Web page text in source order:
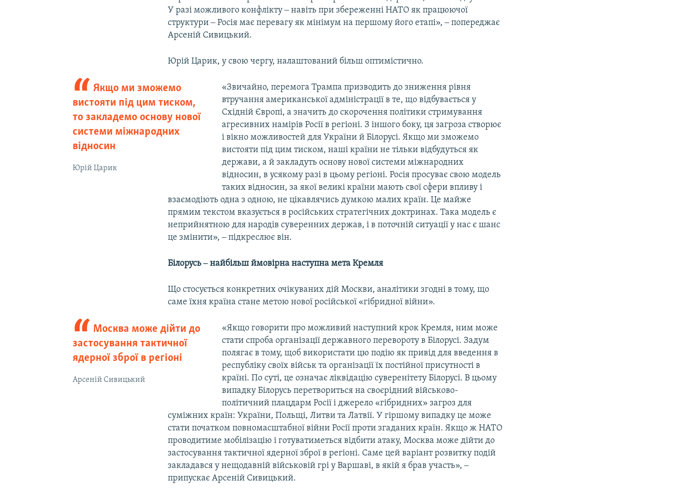
У разі можливого конфлікту ‒ навіть при збереженні НАТО як працюючої
структури ‒ Росія має перевагу як мінімум на першому його етапі», ‒ попереджає
Арсеній Сивицький.
Юрій Царик, у свою чергу, налаштований більш оптимістично.
Якщо ми зможемо
вистояти під цим тиском,
то закладемо основу нової
системи міжнародних
відносин
Юрій Царик
«Звичайно, перемога Трампа призводить до зниження рівня
втручання американської адміністрації в те, що відбувається у
Східній Європі, а значить до скорочення політики стримування
агресивних намірів Росії в регіоні. З іншого боку, ця загроза створює
і вікно можливостей для України й Білорусі. Якщо ми зможемо
вистояти під цим тиском, наші країни не тільки відбудуться як
держави, а й закладуть основу нової системи міжнародних
відносин, в усякому разі в цьому регіоні. Росія просуває свою модель
таких відносин, за якої великі країни мають свої сфери впливу і
взаємодіють одна з одною, не цікавлячись думкою малих країн. Це майже
прямим текстом вказується в російських стратегічних доктринах. Така модель є
неприйнятною для народів суверенних держав, і в поточній ситуації у нас є шанс
це змінити», ‒ підкреслює він.
Білорусь ‒ найбільш ймовірна наступна мета Кремля
Що стосується конкретних очікуваних дій Москви, аналітики згодні в тому, що
саме їхня країна стане метою нової російської «гібридної війни».
Москва може дійти до
застосування тактичної
ядерної зброї в регіоні
Арсеній Сивицький
«Якщо говорити про можливий наступний крок Кремля, ним може
стати спроба організації державного перевороту в Білорусі. Задум
полягає в тому, щоб використати цю подію як привід для введення в
республіку своїх військ та організації їх постійної присутності в
країні. По суті, це означає ліквідацію суверенітету Білорусі. В цьому
випадку Білорусь перетвориться на своєрідний військово-
політичний плацдарм Росії і джерело «гібридних» загроз для
суміжних країн: України, Польщі, Литви та Латвії. У гіршому випадку це може
стати початком повномасштабної війни Росії проти згаданих країн. Якщо ж НАТО
проводитиме мобілізацію і готуватиметься відбити атаку, Москва може дійти до
застосування тактичної ядерної зброї в регіоні. Саме цей варіант розвитку подій
закладався у нещодавній військовій грі у Варшаві, в якій я брав участь», ‒
припускає Арсеній Сивицький.